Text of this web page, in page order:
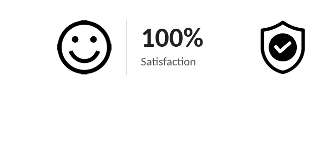
100%
Satisfaction